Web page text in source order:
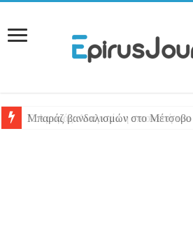
Μπαράζ βανδαλισμών στο Μέτσοβο